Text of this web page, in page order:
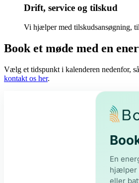
Drift, service og tilskud
Vi hjælper med tilskudsansøgning,
Book et møde med en
Vælg et tidspunkt i kalenderen nedenfor,
kontakt os her.